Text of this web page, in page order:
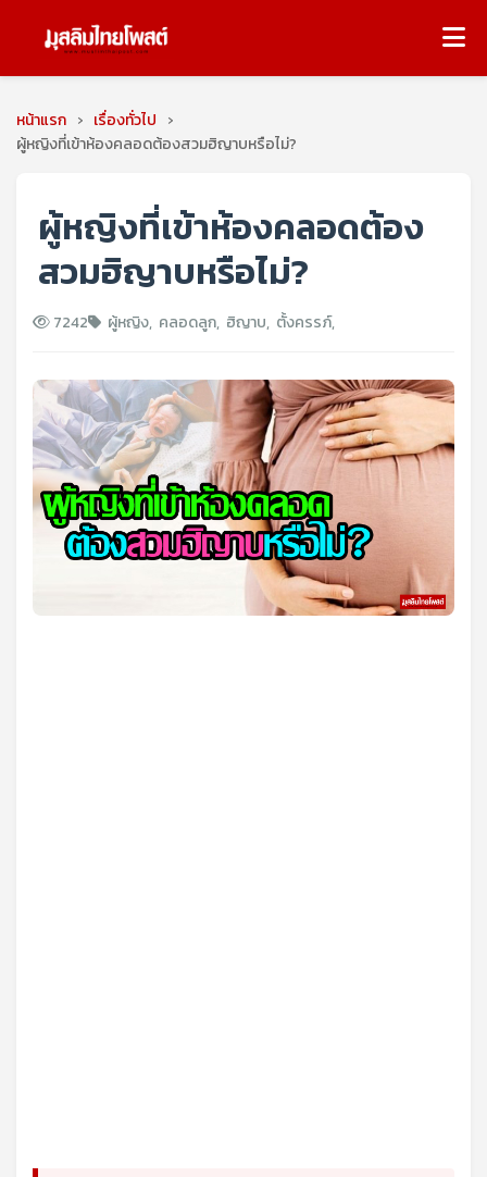
หน้าแรก › เรื่องทั่วไป ›
ผู้หญิงที่เข้าห้องคลอดต้องสวมฮิญาบหรือไม่?
ผู้หญิงที่เข้าห้องคลอดต้อง
สวมฮิญาบหรือไม่?
7242 ผู้หญิง, คลอดลูก, ฮิญาบ, ตั้งครรภ์,